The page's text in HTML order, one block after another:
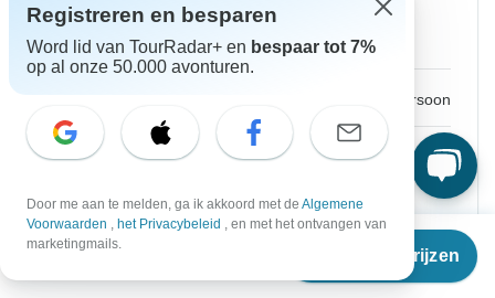
Vanaf
Reisdata & prijzen
Engels +8 meer
per persoon
Aanmelden to unlock savings
Registreren en besparen
Word lid van TourRadar+ en bespaar tot 7%
op al onze 50.000 avonturen.
Door me aan te melden, ga ik akkoord met de Algemene
Voorwaarden , het Privacybeleid , en met het ontvangen van
marketingmails.